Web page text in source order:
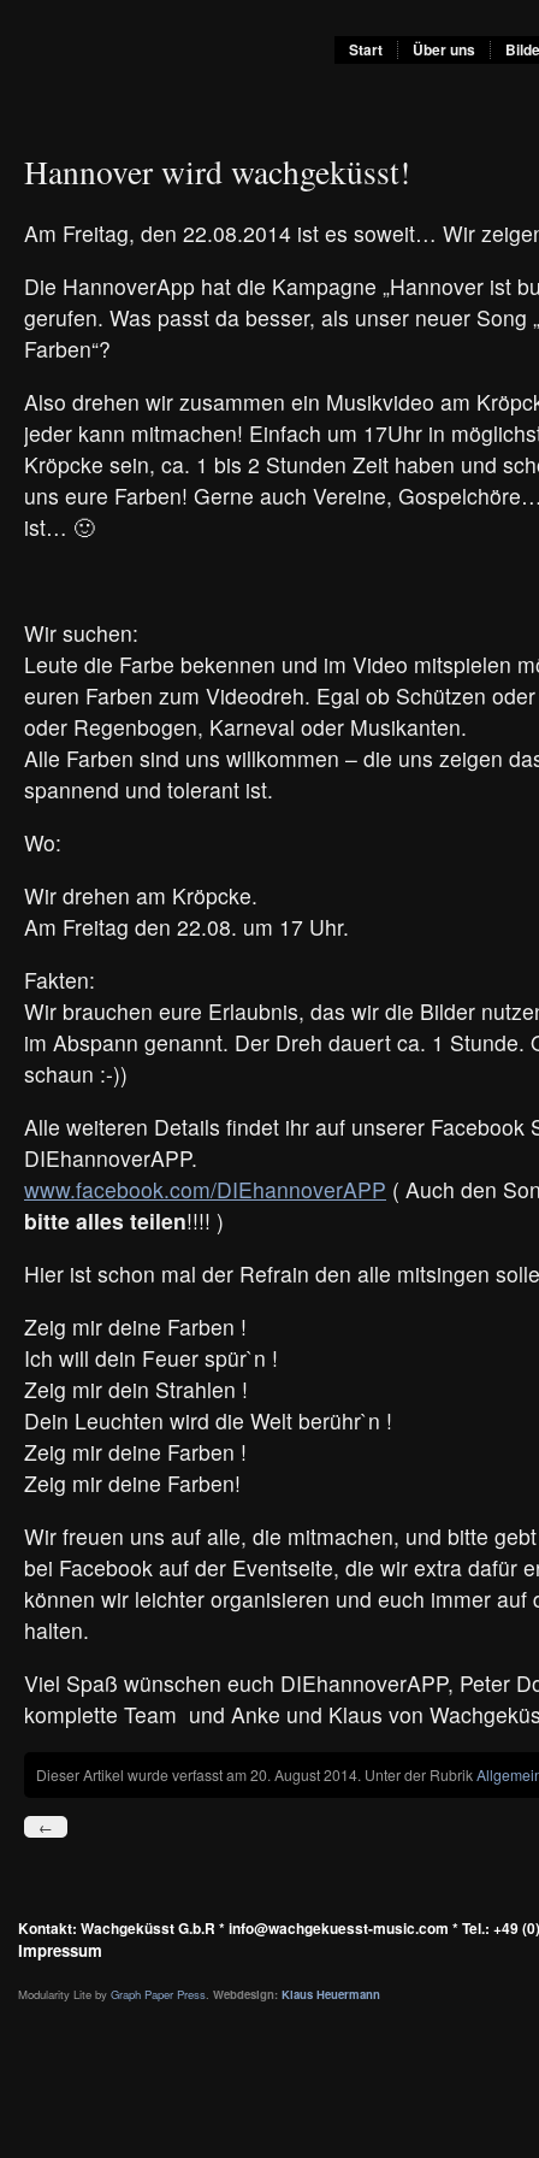
Start Über uns
Hannover wird wachgeküsst!
Am Freitag, den 22.08.2014 ist es soweit… Wir
Die HannoverApp hat die Kampagne „Hannover ist
gerufen. Was passt da besser, als unser neuer Song
Farben“?
Also drehen wir zusammen ein Musikvideo am
jeder kann mitmachen! Einfach um 17Uhr in
Kröpcke sein, ca. 1 bis 2 Stunden Zeit haben und
uns eure Farben! Gerne auch Vereine,
ist… 🙂
Wir suchen:
Leute die Farbe bekennen und im Video mitspielen
euren Farben zum Videodreh. Egal ob Schützen
oder Regenbogen, Karneval oder Musikanten.
Alle Farben sind uns willkommen – die uns zeigen
spannend und tolerant ist.
Wo:
Wir drehen am Kröpcke.
Am Freitag den 22.08. um 17 Uhr.
Fakten:
Wir brauchen eure Erlaubnis, das wir die Bilder
im Abspann genannt. Der Dreh dauert ca. 1 Stunde.
schaun :-))
Alle weiteren Details findet ihr auf unserer Facebook
DIEhannoverAPP.
www.facebook.com/DIEhannoverAPP ( Auch den
bitte alles teilen!!!! )
Hier ist schon mal der Refrain den alle mitsingen
Zeig mir deine Farben !
Ich will dein Feuer spür`n !
Zeig mir dein Strahlen !
Dein Leuchten wird die Welt berühr`n !
Zeig mir deine Farben !
Zeig mir deine Farben!
Wir freuen uns auf alle, die mitmachen, und bitte
bei Facebook auf der Eventseite, die wir extra dafür
können wir leichter organisieren und euch immer auf
halten.
Viel Spaß wünschen euch DIEhannoverAPP, Peter
komplette Team und Anke und Klaus von
Dieser Artikel wurde verfasst am 20. August 2014. Unter der Rubrik
←
Kontakt: Wachgeküsst G.b.R * info@wachgekuesst-music.com * Tel.: +49
Impressum
Modularity Lite by Graph Paper Press. Webdesign: Klaus Heuermann